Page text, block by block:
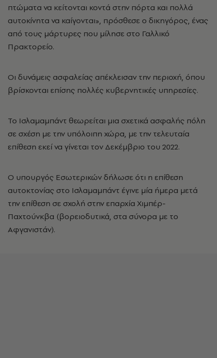
πτώματα να κείτονται κοντά στην πόρτα και πολλά
αυτοκίνητα να καίγονται», πρόσθεσε ο δικηγόρος, ένας
από τους μάρτυρες που μίλησε στο Γαλλικό
Πρακτορείο.
Οι δυνάμεις ασφαλείας απέκλεισαν την περιοχή, όπου
βρίσκονται επίσης πολλές κυβερνητικές υπηρεσίες.
Το Ισλαμαμπάντ θεωρείται μια σχετικά ασφαλής πόλη
σε σχέση με την υπόλοιπη χώρα, με την τελευταία
επίθεση εκεί να γίνεται τον Δεκέμβριο του 2022.
Ο υπουργός Εσωτερικών δήλωσε ότι η επίθεση
αυτοκτονίας στο Ισλαμαμπάντ έγινε μία ήμερα μετά
την επίθεση σε σχολή στην επαρχία Χιμπέρ-
Παχτούνκβα (βορειοδυτικά, στα σύνορα με το
Αφγανιστάν).